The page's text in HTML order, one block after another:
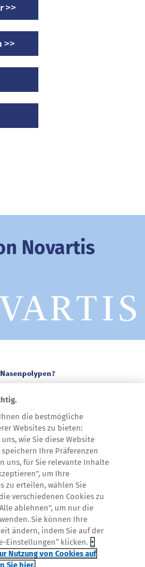
>>
>>
Novartis
selbst tun können
die bestmögliche
Websites zu bieten:
wie Sie diese Website
Ihre Präferenzen
uns, für Sie relevante Inhalte
um Ihre
zu erteilen, wählen Sie
verschiedenen Cookies zu
ablehnen", um nur die
Sie können Ihre
ändern, indem Sie auf der
Einstellungen“ klicken. •
Nutzung von Cookies auf
Sie hier.